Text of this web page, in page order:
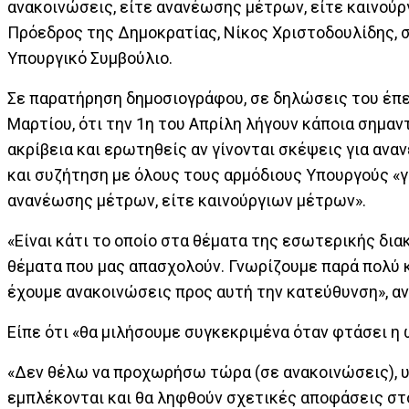
ανακοινώσεις, είτε ανανέωσης μέτρων, είτε
Πρόεδρος της Δημοκρατίας, Νίκος
Υπουργικό Συμβούλιο.
Σε παρατήρηση δημοσιογράφου, σε δηλώσεις του
Μαρτίου, ότι την 1η του Απρίλη λήγουν κάποια
ακρίβεια και ερωτηθείς αν γίνονται σκέψεις για
και συζήτηση με όλους τους αρμόδιους Υπουργούς
ανανέωσης μέτρων, είτε καινούργιων μέτρων».
«Είναι κάτι το οποίο στα θέματα της εσωτερικής
θέματα που μας απασχολούν. Γνωρίζουμε παρά πολύ
έχουμε ανακοινώσεις προς αυτή την κατεύθυνση»,
Είπε ότι «θα μιλήσουμε συγκεκριμένα όταν
«Δεν θέλω να προχωρήσω τώρα (σε ανακοινώσεις),
εμπλέκονται και θα ληφθούν σχετικές αποφάσεις